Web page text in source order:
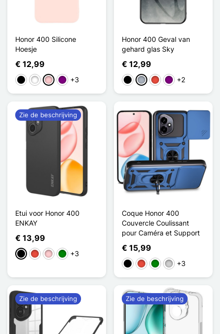
Honor 400 Silicone
Hoesje
€ 12,99
ZwartWit RozePurper
+3
Honor 400 Geval van
gehard glas Sky
€ 12,99
ZwartGrijsRoodPurper
+2
Etui voor Honor 400
ENKAY
€ 13,99
ZwartRoodRozeGroen
+3
Zie de beschrijving
Coque Honor 400
Couvercle Coulissant
pour Caméra et Support
€ 15,99
ZwartRoodGroenZilver+3
Zie de beschrijving Zie de beschrijving